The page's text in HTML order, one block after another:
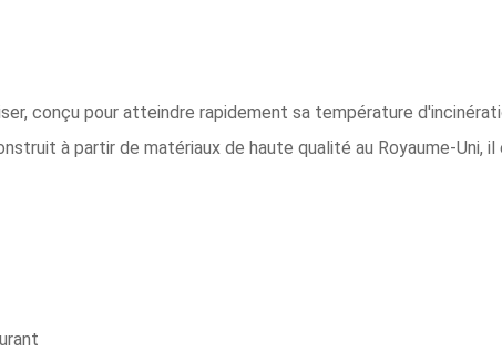
conçu pour atteindre rapidement sa température
à partir de matériaux de haute qualité au Royaume-Uni, il